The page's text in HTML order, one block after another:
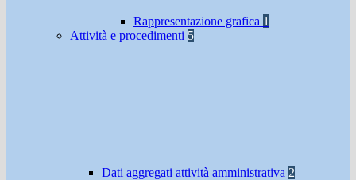
Rappresentazione grafica 1
Attività e procedimenti 5
Dati aggregati attività amministrativa 2